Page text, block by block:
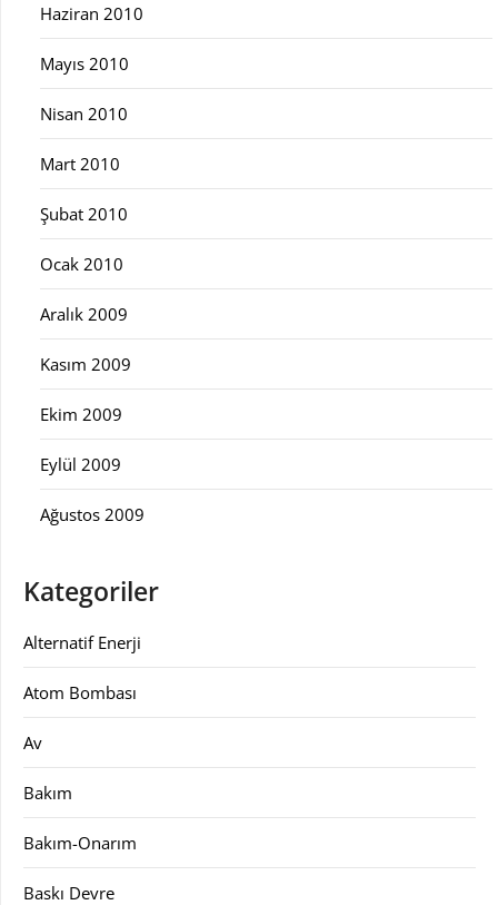
Haziran 2010
Mayıs 2010
Nisan 2010
Mart 2010
Şubat 2010
Ocak 2010
Aralık 2009
Kasım 2009
Ekim 2009
Eylül 2009
Ağustos 2009
Kategoriler
Alternatif Enerji
Atom Bombası
Av
Bakım
Bakım-Onarım
Baskı Devre